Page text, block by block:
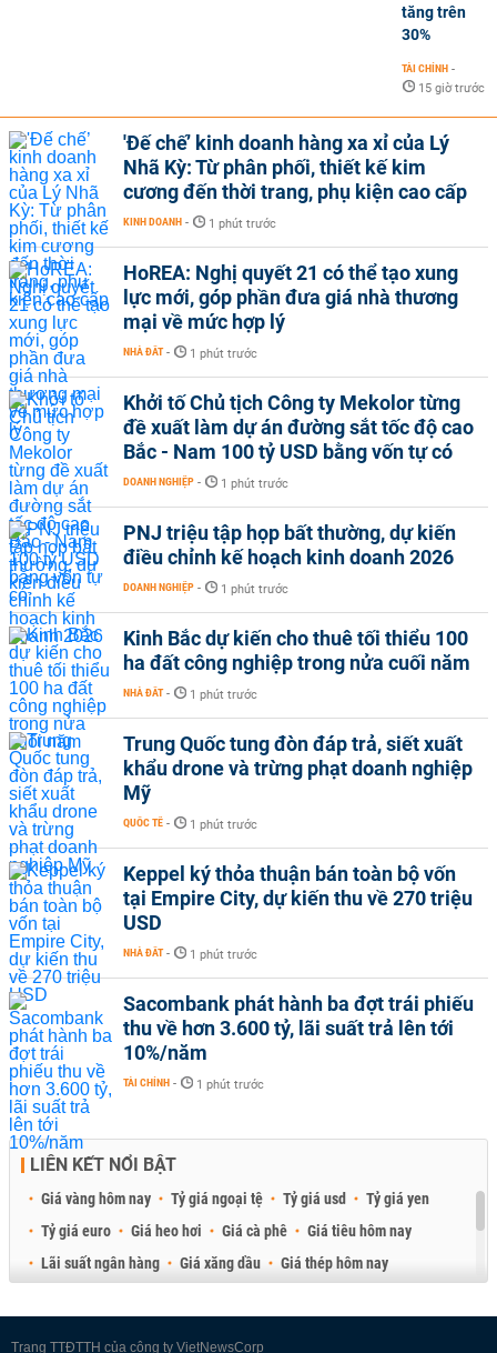
tăng trên
30%
TÀI CHÍNH -
15 giờ trước
'Đế chế’ kinh doanh hàng xa xỉ của Lý
Nhã Kỳ: Từ phân phối, thiết kế kim
cương đến thời trang, phụ kiện cao cấp
KINH DOANH - 1 phút trước
HoREA: Nghị quyết 21 có thể tạo xung
lực mới, góp phần đưa giá nhà thương
mại về mức hợp lý
NHÀ ĐẤT - 1 phút trước
Khởi tố Chủ tịch Công ty Mekolor từng
đề xuất làm dự án đường sắt tốc độ cao
Bắc - Nam 100 tỷ USD bằng vốn tự có
DOANH NGHIỆP - 1 phút trước
PNJ triệu tập họp bất thường, dự kiến
điều chỉnh kế hoạch kinh doanh 2026
DOANH NGHIỆP - 1 phút trước
Kinh Bắc dự kiến cho thuê tối thiểu 100
ha đất công nghiệp trong nửa cuối năm
NHÀ ĐẤT - 1 phút trước
Trung Quốc tung đòn đáp trả, siết xuất
khẩu drone và trừng phạt doanh nghiệp
Mỹ
QUỐC TẾ - 1 phút trước
Keppel ký thỏa thuận bán toàn bộ vốn
tại Empire City, dự kiến thu về 270 triệu
USD
NHÀ ĐẤT - 1 phút trước
Sacombank phát hành ba đợt trái phiếu
thu về hơn 3.600 tỷ, lãi suất trả lên tới
10%/năm
TÀI CHÍNH - 1 phút trước
LIÊN KẾT NỔI BẬT
Giá vàng hôm nay Tỷ giá ngoại tệ Tỷ giá usd
Tỷ giá yen
Tỷ giá euro
Giá heo hơi Giá cà phê
Giá tiêu hôm nay
Lãi suất ngân hàng
Giá xăng dầu
Giá thép hôm nay
Trang TTĐTTH của công ty VietNewsCorp